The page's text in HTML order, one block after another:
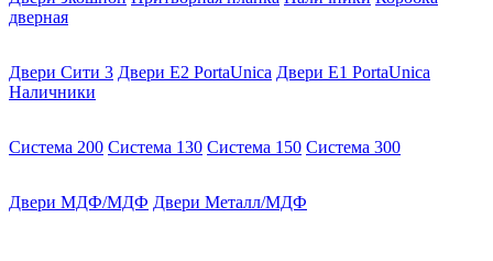
дверная
Двери Сити 3 Двери E2 PortaUnica Двери E1 PortaUnica
Наличники
Система 200 Система 130 Система 150 Система 300
Двери МДФ/МДФ Двери Металл/МДФ